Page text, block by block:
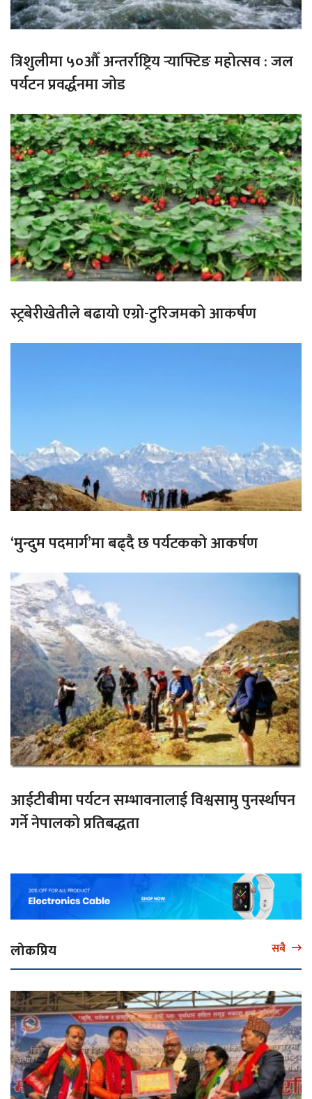
त्रिशुलीमा ५०औँ अन्तर्राष्ट्रिय र्‍याफ्टिङ महोत्सव : जल
पर्यटन प्रवर्द्धनमा जोड
स्ट्रबेरीखेतीले बढायो एग्रो-टुरिजमको आकर्षण
‘मुन्दुम पदमार्ग’मा बढ्दै छ पर्यटकको आकर्षण
आईटीबीमा पर्यटन सम्भावनालाई विश्वसामु पुनर्स्थापन
गर्ने नेपालको प्रतिबद्धता
लोकप्रिय सबै